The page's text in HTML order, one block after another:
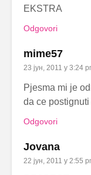
EKSTRA
Odgovori
mime57
23 јун, 2011 у 3:24
Pjesma mi je
da ce
Odgovori
Jovana
22 јун, 2011 у 2:55